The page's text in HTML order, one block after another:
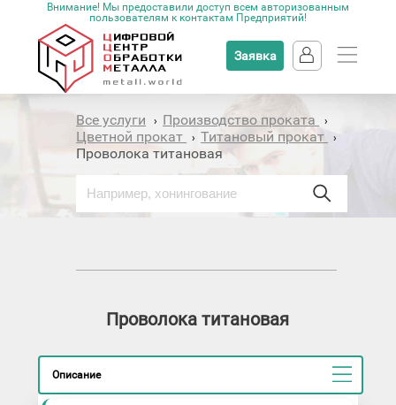
Внимание! Мы предоставили доступ всем авторизованным
пользователям к контактам Предприятий!
Заявка
Все услуги › Производство проката ›
Цветной прокат › Титановый прокат ›
Проволока титановая
Проволока титановая
Описание